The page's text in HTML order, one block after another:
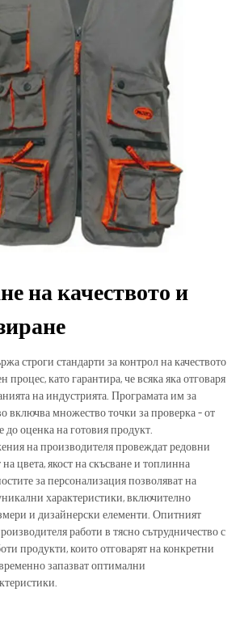
на качеството и
строги стандарти за контрол на качеството
процес, като гарантира, че всяка яка отговаря
на индустрията. Програмата им за
включва множество точки за проверка – от
до оценка на готовия продукт.
на производителя провеждат редовни
на цвета, якост на скъсване и топлинна
за персонализация позволяват на
характеристики, включително
и дизайнерски елементи. Опитният
работи в тясно сътрудничество с
продукти, които отговарят на конкретни
запазват оптимални